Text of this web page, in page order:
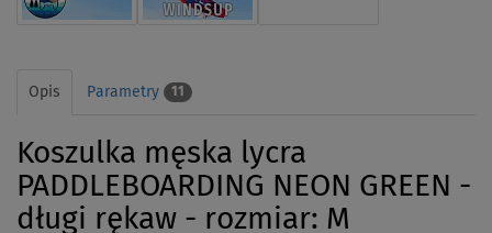
Opis Parametry 11
Koszulka męska lycra
PADDLEBOARDING NEON GREEN -
długi rękaw - rozmiar: M